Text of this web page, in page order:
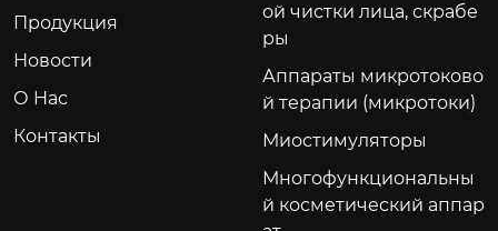
енения и практичес
тивопоказаний.
Продукция
Новости
О Hас
Контакты
ой чистки лица, скрабе
ры
Аппараты микротоково
й терапии (микротоки)
Миостимуляторы
Многофункциональны
й косметический аппар